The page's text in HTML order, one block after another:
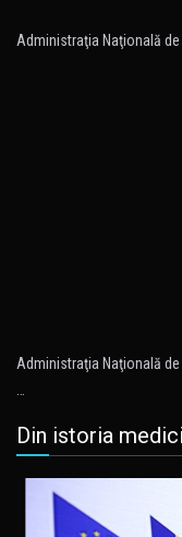
Administraţia Naţională
Administraţia Naţională
…
Din istoria